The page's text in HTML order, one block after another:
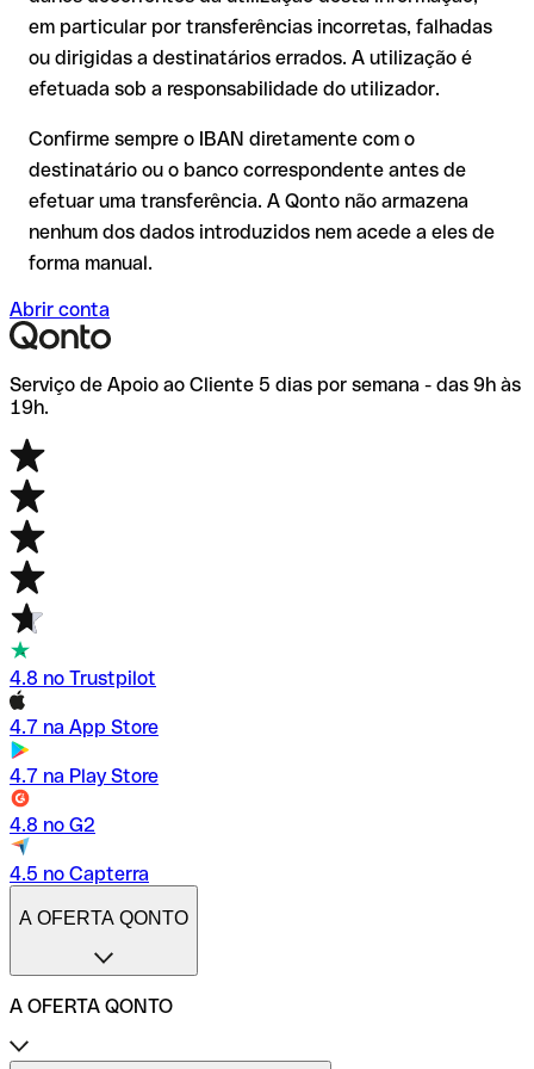
ser verificada pelo próprio Abanca ou através de uma
transferência de teste.
comissões adicionais.
Recomendação
: verifique cada IBAN antes de efetuar uma
transferência com o nosso IBAN Checker gratuito e, em caso
de dúvida, confirme-o diretamente com o destinatário. Esta
precaução é especialmente importante com montantes
elevados ou em novas relações comerciais.
em particular por transferências incorretas, falhadas
ou dirigidas a destinatários errados. A utilização é
efetuada sob a responsabilidade do utilizador.
Confirme sempre o IBAN diretamente com o
destinatário ou o banco correspondente antes de
efetuar uma transferência. A Qonto não armazena
nenhum dos dados introduzidos nem acede a eles de
forma manual.
Abrir conta
Serviço de Apoio ao Cliente 5 dias por semana - das 9h às
19h.
4.8 no Trustpilot
4.7 na App Store
4.7 na Play Store
4.8 no G2
4.5 no Capterra
A OFERTA QONTO
A OFERTA QONTO